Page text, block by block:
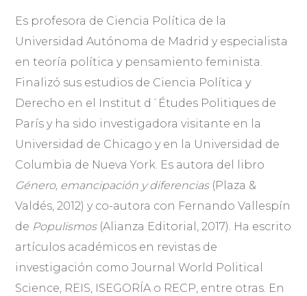
Es profesora de Ciencia Política de la
Universidad Autónoma de Madrid y especialista
en teoría política y pensamiento feminista.
Finalizó sus estudios de Ciencia Política y
Derecho en el Institut d´Études Politiques de
París y ha sido investigadora visitante en la
Universidad de Chicago y en la Universidad de
Columbia de Nueva York. Es autora del libro
Género, emancipación y diferencias(Plaza &
Valdés, 2012) y co-autora con Fernando Vallespín
de Populismos(Alianza Editorial, 2017). Ha escrito
artículos académicos en revistas de
investigación como Journal World Political
Science, REIS, ISEGORÍA o RECP, entre otras. En